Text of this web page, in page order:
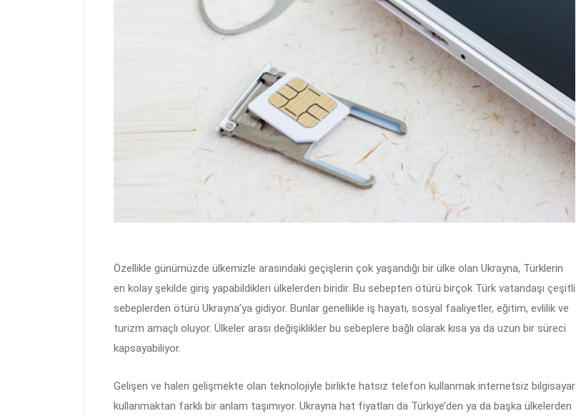
Özellikle günümüzde ülkemizle arasındaki geçişlerin çok yaşandığı bir ülke olan Ukrayna, Türklerin
en kolay şekilde giriş yapabildikleri ülkelerden biridir. Bu sebepten ötürü birçok Türk vatandaşı çeşitli
sebeplerden ötürü Ukrayna’ya gidiyor. Bunlar genellikle iş hayatı, sosyal faaliyetler, eğitim, evlilik ve
turizm amaçlı oluyor. Ülkeler arası değişiklikler bu sebeplere bağlı olarak kısa ya da uzun bir süreci
kapsayabiliyor.
Gelişen ve halen gelişmekte olan teknolojiyle birlikte hatsız telefon kullanmak internetsiz bilgisayar
kullanmaktan farklı bir anlam taşımıyor. Ukrayna hat fiyatları da Türkiye’den ya da başka ülkelerden